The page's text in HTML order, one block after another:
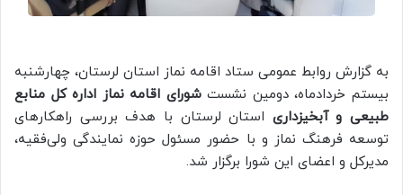
به گزارش روابط عمومی ستاد اقامه نماز استان لرستان، چهارشنبه
بیستم خردادماه، دومین نشستشورای اقامه نماز اداره کل منابع
طبیعی و آبخیزداری استان لرستان با هدف بررسی راهکارهای
توسعه فرهنگ نماز و با حضور مسئول حوزه نمایندگی ولی‌فقیه،
مدیرکل و اعضای این شورا برگزار شد.